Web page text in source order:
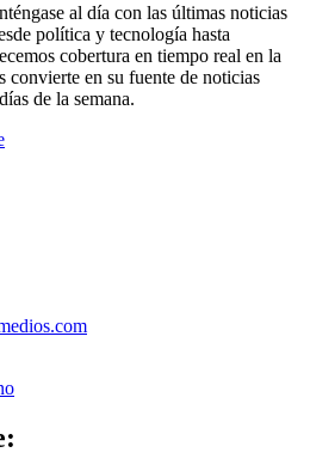
al día con las últimas noticias
política y tecnología hasta
cobertura en tiempo real en la
convierte en su fuente de noticias
de la semana.